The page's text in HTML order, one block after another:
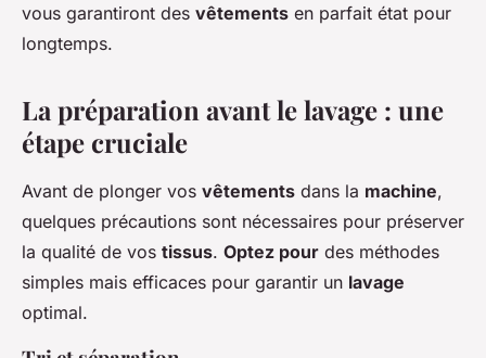
vous garantiront des vêtements en parfait état pour
longtemps.
La préparation avant le lavage : une
étape cruciale
Avant de plonger vos vêtements dans la machine,
quelques précautions sont nécessaires pour préserver
la qualité de vos tissus. Optez pour des méthodes
simples mais efficaces pour garantir un lavage
optimal.